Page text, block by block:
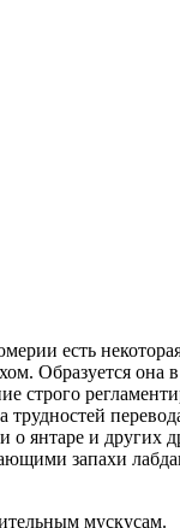
есть
Образуется она
строго
и других
запахи
мускусам.